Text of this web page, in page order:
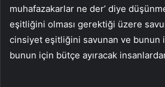
muhafazakarlar ne der’ diye
eşitliğini olması gerektiği üzere
cinsiyet eşitliğini savunan ve bunun
bunun için bütçe ayıracak